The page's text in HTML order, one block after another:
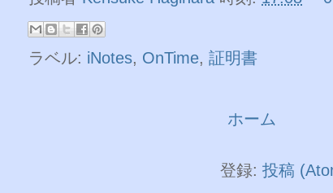
ラベル: iNotes, OnTime, 証明書
ホーム
登録: 投稿